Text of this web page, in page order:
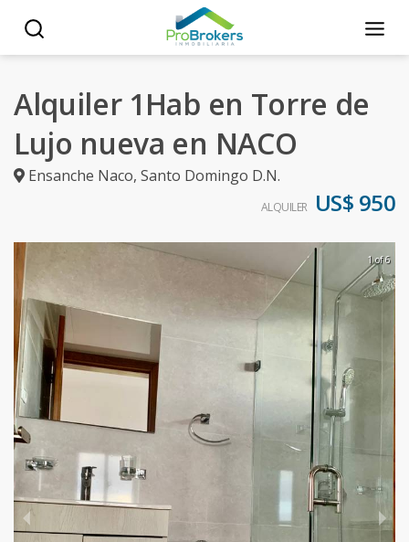
Alquiler 1Hab en Torre de
Lujo nueva en NACO
Ensanche Naco, Santo Domingo D.N.
ALQUILER US$ 950
1 of 6